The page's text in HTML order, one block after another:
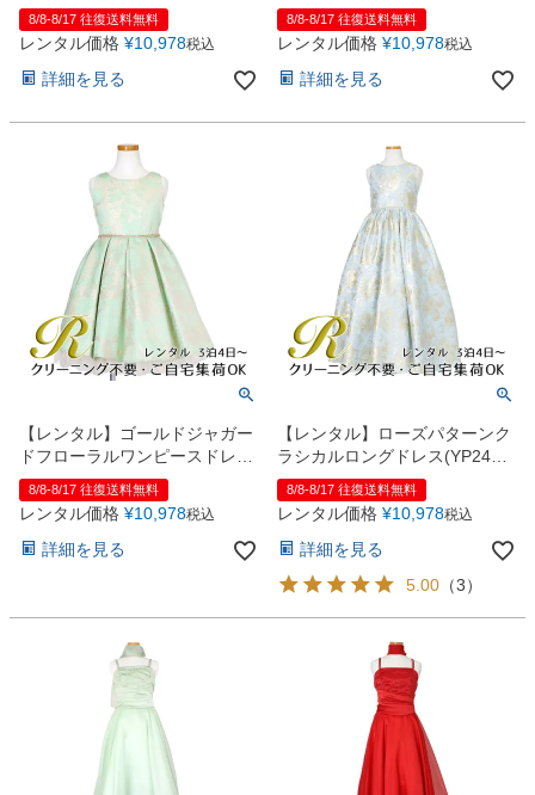
ドレス（YP287）ブルー
8/8-8/17 往復送料無料
レンタル価格 ¥10,978税込
詳細を見る
ートドレス（SK1003）ネイビ
ー
8/8-8/17 往復送料無料
レンタル価格 ¥10,978税込
詳細を見る
【レンタル】ゴールドジャガー
ドフローラルワンピースドレス
（SK933）セージグリーン
8/8-8/17 往復送料無料
レンタル価格 ¥10,978税込
詳細を見る
【レンタル】ローズパターンク
ラシカルロングドレス(YP244)
ブルーゴールド
8/8-8/17 往復送料無料
レンタル価格 ¥10,978税込
詳細を見る
5.00 （3）